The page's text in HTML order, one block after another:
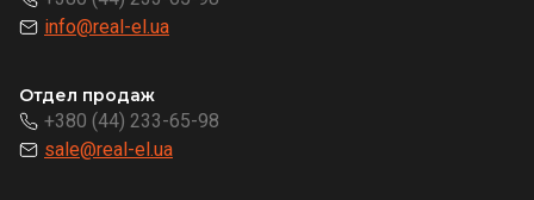
info@real-el.ua
Отдел продаж
+380 (44) 233-65-98
sale@real-el.ua